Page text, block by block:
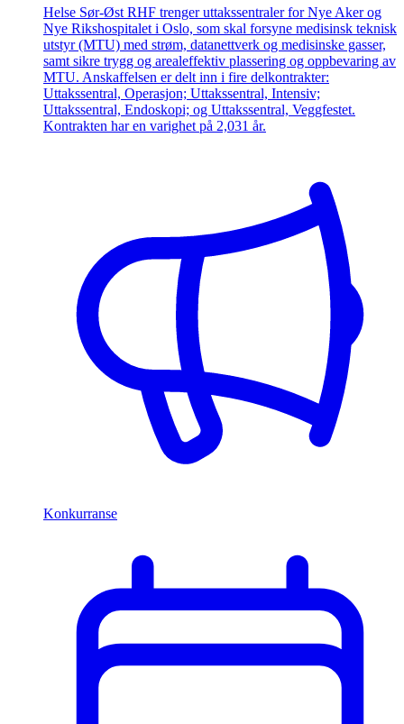
Helse Sør-Øst RHF trenger uttakssentraler for Nye Aker og
Nye Rikshospitalet i Oslo, som skal forsyne medisinsk teknisk
utstyr (MTU) med strøm, datanettverk og medisinske gasser,
samt sikre trygg og arealeffektiv plassering og oppbevaring av
MTU. Anskaffelsen er delt inn i fire delkontrakter:
Uttakssentral, Operasjon; Uttakssentral, Intensiv;
Uttakssentral, Endoskopi; og Uttakssentral, Veggfestet.
Kontrakten har en varighet på 2,031 år.
Konkurranse